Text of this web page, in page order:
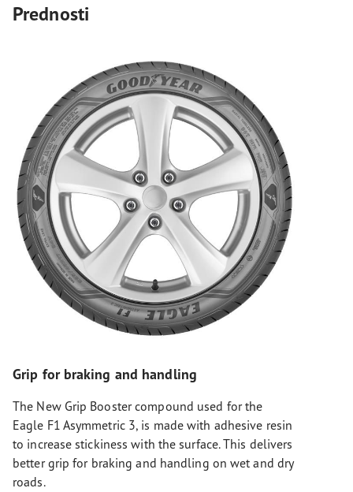
Prednosti
Grip for braking and handling
The New Grip Booster compound used for the
Eagle F1 Asymmetric 3, is made with adhesive resin
to increase stickiness with the surface. This delivers
better grip for braking and handling on wet and dry
roads.